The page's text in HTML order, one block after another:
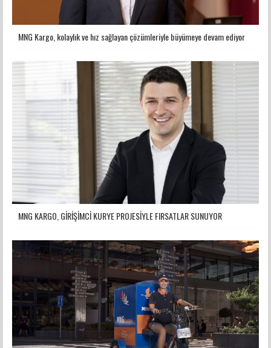
MNG Kargo, kolaylık ve hız sağlayan çözümleriyle büyümeye devam ediyor
MNG KARGO, GİRİŞİMCİ KURYE PROJESİYLE FIRSATLAR SUNUYOR